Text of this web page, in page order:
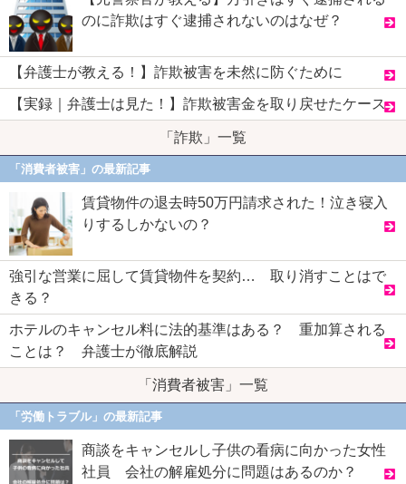
のに詐欺はすぐ逮捕されないのはなぜ？
【弁護士が教える！】詐欺被害を未然に防ぐために
【実録｜弁護士は見た！】詐欺被害金を取り戻せたケース
「詐欺」一覧
「消費者被害」の最新記事
賃貸物件の退去時50万円請求された！泣き寝入
りするしかないの？
強引な営業に屈して賃貸物件を契約… 取り消すことはで
きる？
ホテルのキャンセル料に法的基準はある？ 重加算される
ことは？ 弁護士が徹底解説
「消費者被害」一覧
「労働トラブル」の最新記事
商談をキャンセルし子供の看病に向かった女性
社員 会社の解雇処分に問題はあるのか？